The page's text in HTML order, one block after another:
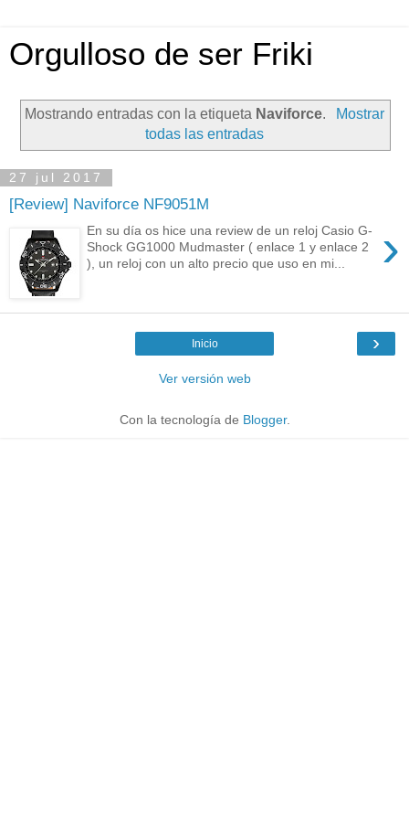
Orgulloso de ser Friki
Mostrando entradas con la etiqueta Naviforce.
Mostrar
todas las entradas
27 jul 2017
[Review] Naviforce NF9051M
›
En su día os hice una review de un reloj Casio G-
Shock GG1000 Mudmaster ( enlace 1 y enlace 2
), un reloj con un alto precio que uso en mi...
›
Inicio
Ver versión web
Con la tecnología de Blogger.